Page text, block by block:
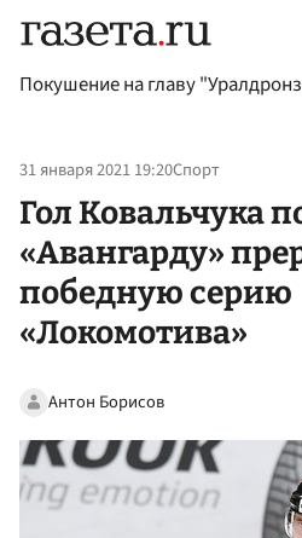
Покушение на главу
31 января 2021 19:20Спорт
Гол Ковальчука
«Авангарду»
победную серию
«Локомотива»
Антон Борисов